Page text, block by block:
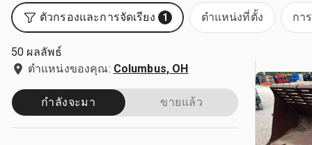
ตัวกรองและการจัดเรียง 1 ตำแหน่งที่ตั้ง กา
50 ผลลัพธ์
ตำแหน่งของคุณ: Columbus, OH
กำลังจะมา ขายแล้ว